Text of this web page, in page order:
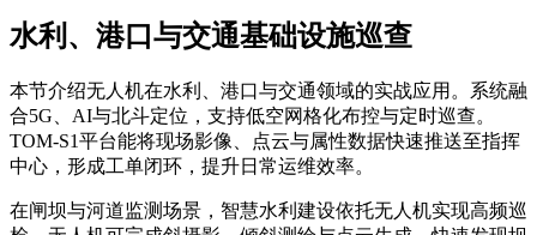
水利、港口与交通基础设施巡查
本节介绍无人机在水利、港口与交通领域的实战应用。系统融
合5G、AI与北斗定位，支持低空网格化布控与定时巡查。
TOM-S1平台能将现场影像、点云与属性数据快速推送至指挥
中心，形成工单闭环，提升日常运维效率。
在闸坝与河道监测场景，智慧水利建设依托无人机实现高频巡